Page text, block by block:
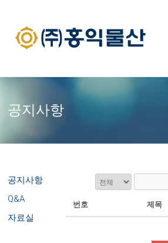
공지사항
번호 제목
공지사항
Q&A
자료실